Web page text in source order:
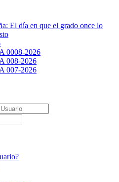
El día en que el grado once lo
0008-2026
008-2026
007-2026